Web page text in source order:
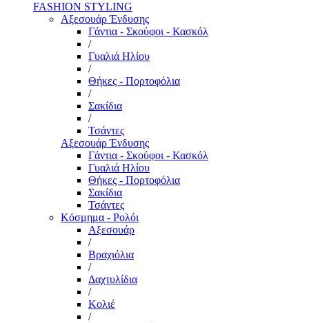
FASHION STYLING
Αξεσουάρ Ένδυσης
Γάντια - Σκούφοι - Κασκόλ
/
Γυαλιά Ηλίου
/
Θήκες - Πορτοφόλια
/
Σακίδια
/
Τσάντες
Αξεσουάρ Ένδυσης
Γάντια - Σκούφοι - Κασκόλ
Γυαλιά Ηλίου
Θήκες - Πορτοφόλια
Σακίδια
Τσάντες
Κόσμημα - Ρολόι
Αξεσουάρ
/
Βραχιόλια
/
Δαχτυλίδια
/
Κολιέ
/